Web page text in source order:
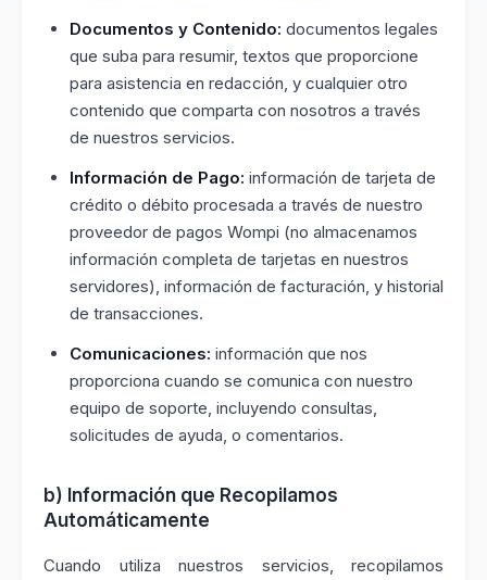
Documentos y Contenido: documentos legales
que suba para resumir, textos que proporcione
para asistencia en redacción, y cualquier otro
contenido que comparta con nosotros a través
de nuestros servicios.
Información de Pago: información de tarjeta de
crédito o débito procesada a través de nuestro
proveedor de pagos Wompi (no almacenamos
información completa de tarjetas en nuestros
servidores), información de facturación, y historial
de transacciones.
Comunicaciones: información que nos
proporciona cuando se comunica con nuestro
equipo de soporte, incluyendo consultas,
solicitudes de ayuda, o comentarios.
b) Información que Recopilamos
Automáticamente
Cuando utiliza nuestros servicios, recopilamos